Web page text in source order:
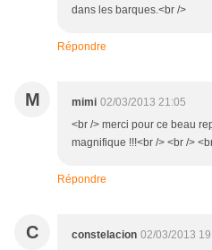
dans les barques.<br />
Répondre
M mimi 02/03/2013 21:05
<br /> merci pour ce beau
magnifique !!!<br /> <br />
Répondre
C constelacion 02/03/2013